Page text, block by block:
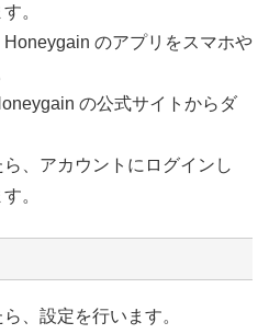
。
のアプリをスマホや
の公式サイトからダ
、アカウントにログインし
。
、設定を行います。